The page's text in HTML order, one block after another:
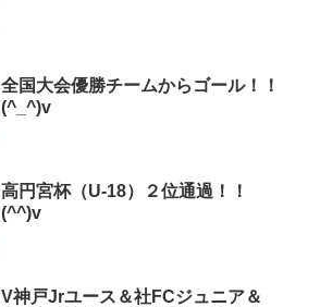
全国大会優勝チームからゴール！！
(^_^)v
高円宮杯（U-18）２位通過！！
(^^)v
V神戸Jrユース＆社FCジュニア＆